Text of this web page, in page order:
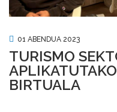
01 ABENDUA 2023
TURISMO
BIRTUALA